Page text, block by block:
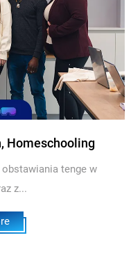
Homeschooling
tenge w
z...